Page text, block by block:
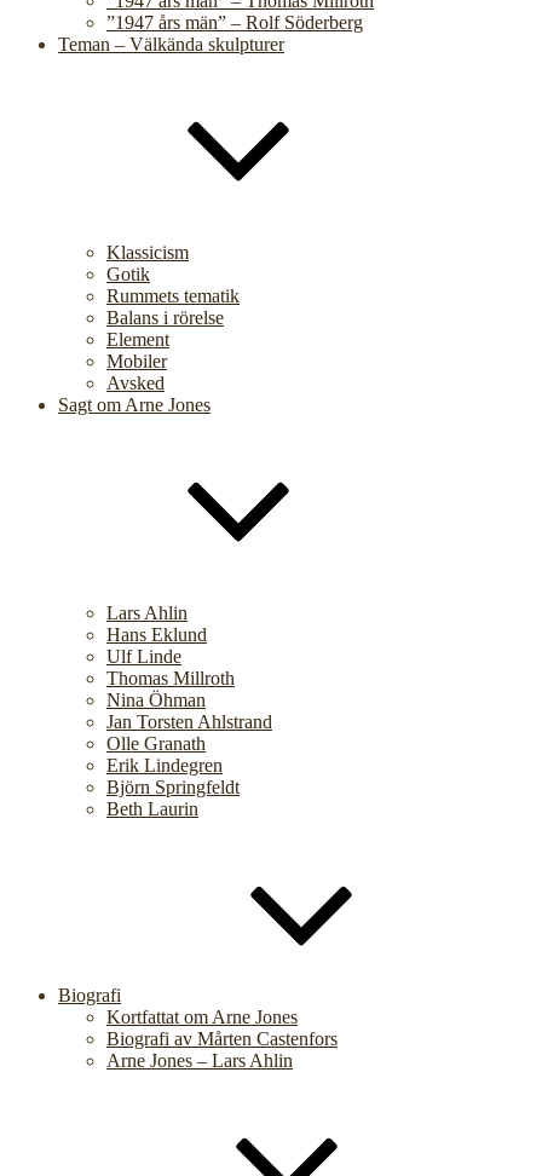
”1947 års män” – Rolf Söderberg
Teman – Välkända skulpturer
Klassicism
Gotik
Rummets tematik
Balans i rörelse
Element
Mobiler
Avsked
Sagt om Arne Jones
Lars Ahlin
Hans Eklund
Ulf Linde
Thomas Millroth
Nina Öhman
Jan Torsten Ahlstrand
Olle Granath
Erik Lindegren
Björn Springfeldt
Beth Laurin
Biografi
Kortfattat om Arne Jones
Biografi av Mårten Castenfors
Arne Jones – Lars Ahlin